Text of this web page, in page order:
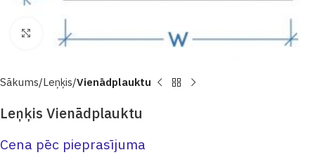
Click to enlarge
Sākums Leņķis Vienādplauktu
Leņķis Vienādplauktu
Cena pēc pieprasījuma